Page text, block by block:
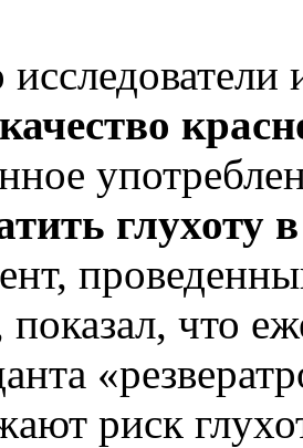
глухоту
что
риск